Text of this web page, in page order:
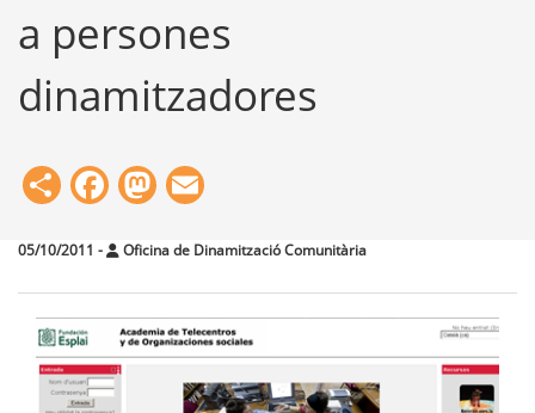
a persones
dinamitzadores
ShareFacebook
Mastodon
05/10/2011 - Oficina de Dinamització Comunitària